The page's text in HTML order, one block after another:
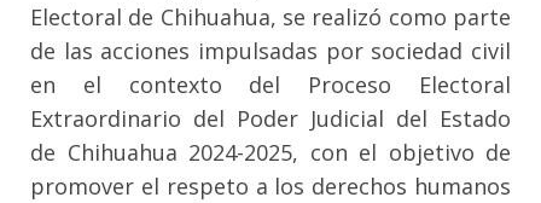
Electoral de Chihuahua, se realizó como parte
de las acciones impulsadas por sociedad civil
en el contexto del Proceso Electoral
Extraordinario del Poder Judicial del Estado
de Chihuahua 2024-2025, con el objetivo de
promover el respeto a los derechos humanos